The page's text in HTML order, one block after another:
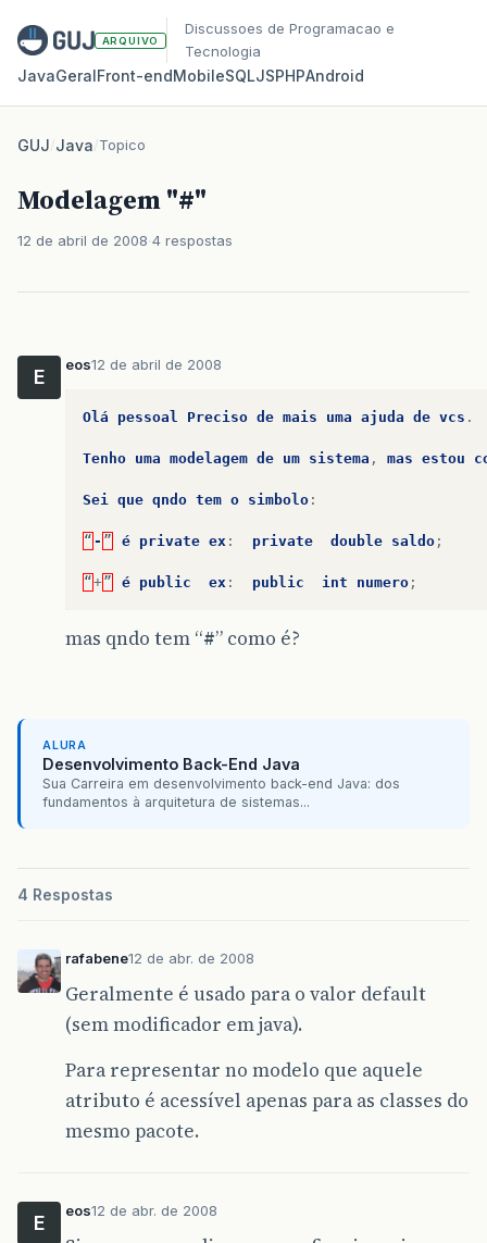
ARQUIVO
Discussoes de Programacao e
Tecnologia
JavaGeralFront‑endMobileSQLJSPHPAndroid
GUJ/Java/Topico
Modelagem "#"
12 de abril de 2008 4 respostas
E
eos12 de abril de 2008
Olá pessoal Preciso de mais uma ajuda de vcs .
Tenho uma modelagem de um sistema , mas estou
Sei que qndo tem o simbolo :
“ - ” é private ex : private double saldo ;
“ +” é public ex : public int numero ;
mas qndo tem “#” como é?
ALURA
Desenvolvimento Back-End Java
Sua Carreira em desenvolvimento back-end Java: dos
fundamentos à arquitetura de sistemas...
4 Respostas
rafabene12 de abr. de 2008
Geralmente é usado para o valor default
(sem modificador em java).
Para representar no modelo que aquele
atributo é acessível apenas para as classes do
mesmo pacote.
E
eos12 de abr. de 2008